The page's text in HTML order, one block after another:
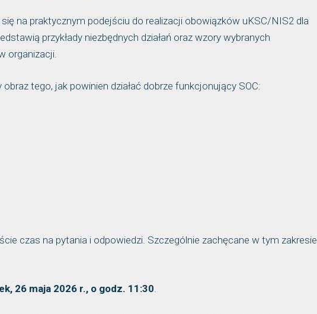
na praktycznym podejściu do realizacji obowiązków uKSC/NIS2 dla
przykłady niezbędnych działań oraz wzory wybranych
organizacji.
tego, jak powinien działać dobrze funkcjonujący SOC:
czas na pytania i odpowiedzi. Szczególnie zachęcane w tym zakresie
26 maja 2026 r., o godz. 11:30.